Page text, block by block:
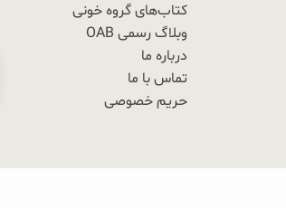
کتاب‌های گروه خونی
وبلاگ رسمی OAB
درباره ما
تماس با ما
حریم خصوصی